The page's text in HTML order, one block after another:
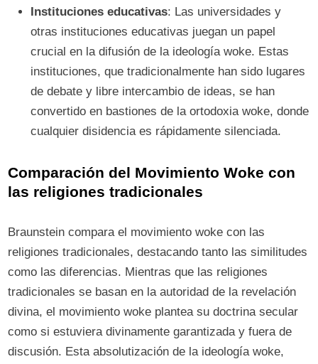
Instituciones educativas: Las universidades y
otras instituciones educativas juegan un papel
crucial en la difusión de la ideología woke. Estas
instituciones, que tradicionalmente han sido lugares
de debate y libre intercambio de ideas, se han
convertido en bastiones de la ortodoxia woke, donde
cualquier disidencia es rápidamente silenciada.
Comparación del Movimiento Woke con
las religiones tradicionales
Braunstein compara el movimiento woke con las
religiones tradicionales, destacando tanto las similitudes
como las diferencias. Mientras que las religiones
tradicionales se basan en la autoridad de la revelación
divina, el movimiento woke plantea su doctrina secular
como si estuviera divinamente garantizada y fuera de
discusión. Esta absolutización de la ideología woke,